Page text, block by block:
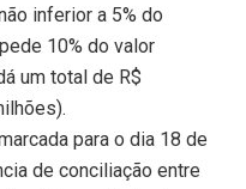
inferior a 5% do
10% do valor
um total de R$
para o dia 18 de
de conciliação entre